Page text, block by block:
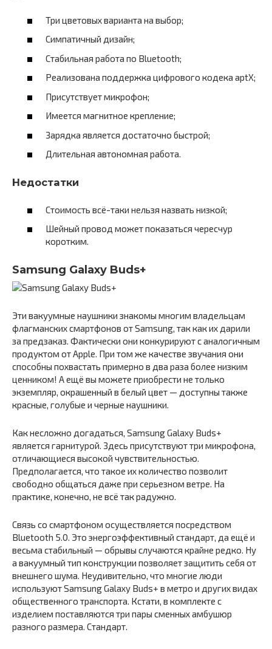
Три цветовых варианта на выбор;
Симпатичный дизайн;
Стабильная работа по Bluetooth;
Реализована поддержка цифрового кодека aptX;
Присутствует микрофон;
Имеется магнитное крепление;
Зарядка является достаточно быстрой;
Длительная автономная работа.
Недостатки
Стоимость всё-таки нельзя назвать низкой;
Шейный провод может показаться чересчур
коротким.
Samsung Galaxy Buds+
Эти вакуумные наушники знакомы многим владельцам
флагманских смартфонов от Samsung, так как их дарили
за предзаказ. Фактически они конкурируют с аналогичным
продуктом от Apple. При том же качестве звучания они
способны похвастать примерно в два раза более низким
ценником! А ещё вы можете приобрести не только
экземпляр, окрашенный в белый цвет — доступны также
красные, голубые и черные наушники.
Как несложно догадаться, Samsung Galaxy Buds+
является гарнитурой. Здесь присутствуют три микрофона,
отличающиеся высокой чувствительностью.
Предполагается, что такое их количество позволит
свободно общаться даже при серьезном ветре. На
практике, конечно, не всё так радужно.
Связь со смартфоном осуществляется посредством
Bluetooth 5.0. Это энергоэффективный стандарт, да ещё и
весьма стабильный — обрывы случаются крайне редко. Ну
а вакуумный тип конструкции позволяет защитить себя от
внешнего шума. Неудивительно, что многие люди
используют Samsung Galaxy Buds+ в метро и других видах
общественного транспорта. Кстати, в комплекте с
изделием поставляются три пары сменных амбушюр
разного размера. Стандарт.